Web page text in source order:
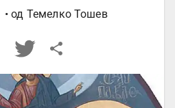
• од Темелко Тошев